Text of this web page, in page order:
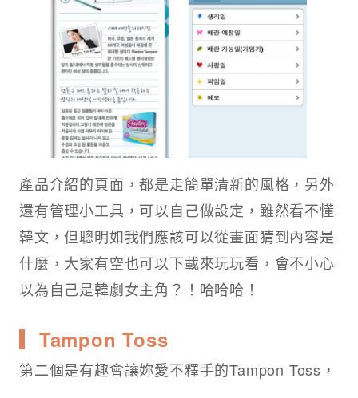
產品介紹的頁面，都是走簡單清新的風格，另外
還有管理小工具，可以自己做設定，雖然看不懂
韓文，但聰明如我們應該可以從畫面猜到內容是
什麼，大家有空也可以下載來玩玩看，會不小心
以為自己是韓劇女主角？！哈哈哈！
▎Tampon Toss
第二個是有趣會讓妳愛不釋手的Tampon Toss，